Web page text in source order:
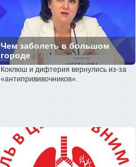
Чем заболеть в большом
городе
Коклюш и дифтерия вернулись из-за
«антипрививочников».